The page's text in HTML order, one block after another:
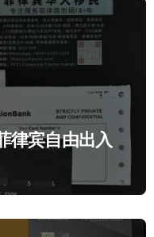
律宾自由出入